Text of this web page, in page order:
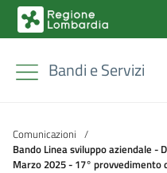
Bandi e Servizi
Comunicazioni /
Bando Linea sviluppo aziendale -
Marzo 2025 - 17° provvedimento